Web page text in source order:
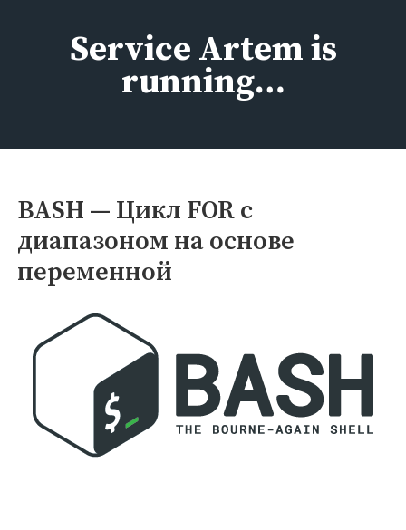
содержимомуService Artem is
running…
BASH — Цикл FOR с
диапазоном на основе
переменной